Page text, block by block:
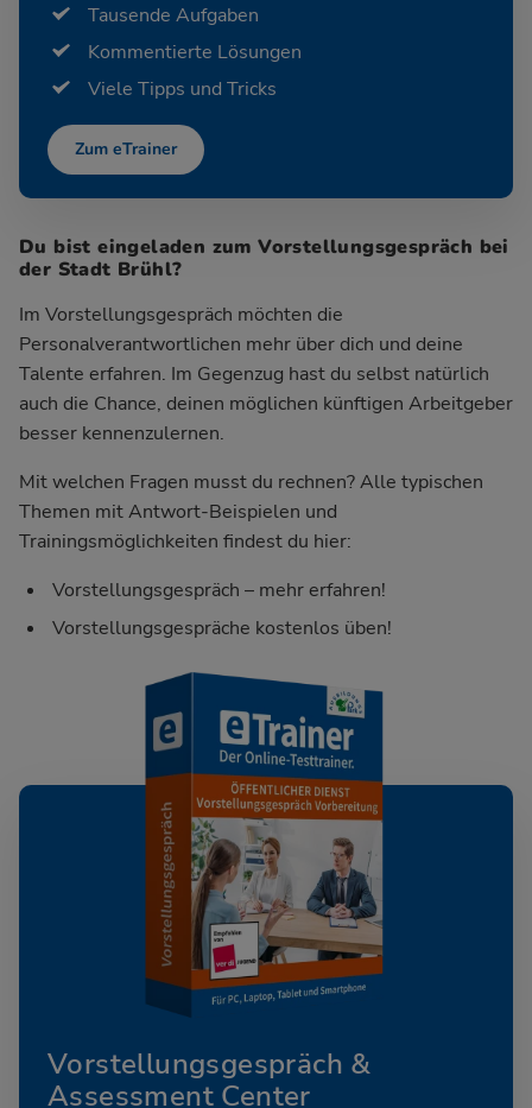
Tausende Aufgaben
Kommentierte Lösungen
Viele Tipps und Tricks
Zum eTrainer
Du bist eingeladen zum Vorstellungsgespräch bei
der Stadt Brühl?
Im Vorstellungsgespräch möchten die
Personalverantwortlichen mehr über dich und deine
Talente erfahren. Im Gegenzug hast du selbst natürlich
auch die Chance, deinen möglichen künftigen Arbeitgeber
besser kennenzulernen.
Mit welchen Fragen musst du rechnen? Alle typischen
Themen mit Antwort-Beispielen und
Trainingsmöglichkeiten findest du hier:
Vorstellungsgespräch – mehr erfahren!
Vorstellungsgespräche kostenlos üben!
Vorstellungsgespräch &
Assessment Center